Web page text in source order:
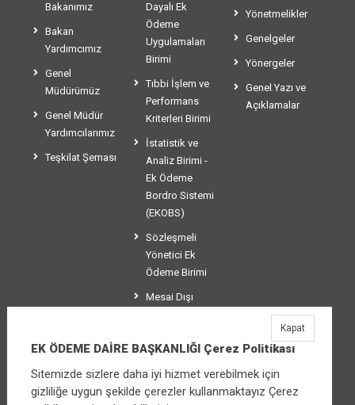
Bakanımız
Bakan
Yardımcımız
Genel
Müdürümüz
Genel Müdür
Yardımcılarımız
Teşkilat Şeması
Dayalı Ek
Ödeme
Uygulamaları
Birimi
Tıbbi İşlem ve
Performans
Kriterleri Birimi
İstatistik ve
Analiz Birimi -
Ek Ödeme
Bordro Sistemi
(EKOBS)
Sözleşmeli
Yönetici Ek
Ödeme Birimi
Mesai Dışı
Yönetmelikler
Genelgeler
Yönergeler
Genel Yazı ve
Açıklamalar
EK ÖDEME DAİRE BAŞKANLIĞI
EK ÖDEME DAİRE BAŞKANLIĞI Çerez Politikası
Sitemizde sizlere daha iyi hizmet verebilmek için
gizliliğe uygun şekilde çerezler kullanmaktayız Çerez
Kapat